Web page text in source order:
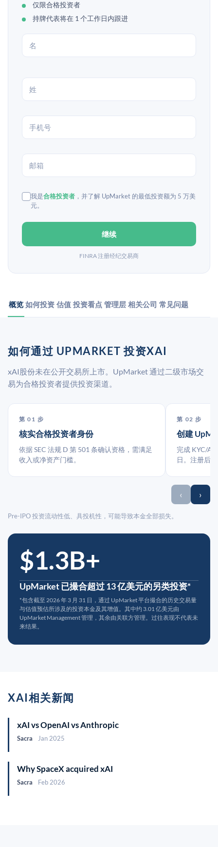
仅限合格投资者
持牌代表将在 1 个工作日内跟进
我是合格投资者 ，并了解 UpMarket 的最低投资额为 5 万美
元。
继续
FINRA 注册经纪交易商
概览 如何投资 估值 投资看点 管理层 相关公司 常见问题
如何通过 UPMARKET 投资XAI
xAI股份未在公开交易所上市。UpMarket 通过二级市场交
易为合格投资者提供投资渠道。
第 01 步
核实合格投资者身份
依据 SEC 法规 D 第 501 条确认资格，需满足
收入或净资产门槛。
第 02 步
创建
完成 KYC/
日。注册后
‹ ›
Pre-IPO 投资流动性低、具投机性，可能导致本金全部损失。
$1.3B+
UpMarket 已撮合超过 13 亿美元的另类投资*
*包含截至 2026 年 3 月 31 日，通过 UpMarket 平台撮合的历史交易量
与估值预估所涉及的投资本金及其增值。其中约 3.01 亿美元由
UpMarket Management 管理，其余由关联方管理。过往表现不代表未
来结果。
XAI相关新闻
xAI vs OpenAI vs Anthropic
Sacra Jan 2025
Why SpaceX acquired xAI
Sacra Feb 2026